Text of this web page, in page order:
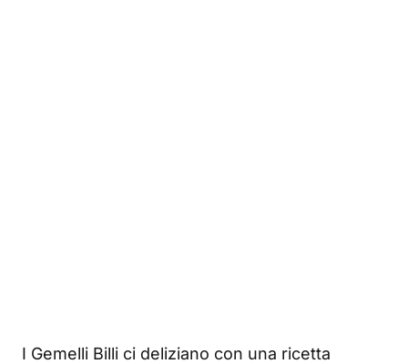
I Gemelli Billi ci deliziano con una ricetta